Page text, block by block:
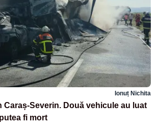
Ionuț Nichita
Caraș-Severin. Două vehicule au luat
fi mort